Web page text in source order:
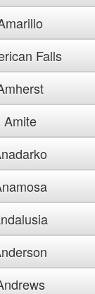
Falls
Amite